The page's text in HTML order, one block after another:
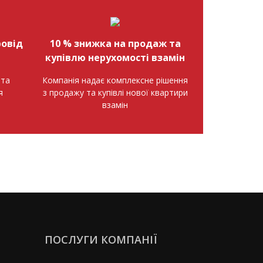
10 % знижка на продаж та
купівлю нерухомості взамін
Компанія надає комплексне рішення
з продажу та купівлі нової квартири
взамін
ПОСЛУГИ КОМПАНІЇ